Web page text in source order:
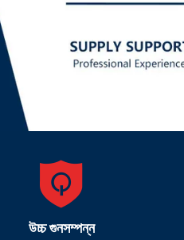
উচ্চ গুনসম্পন্ন